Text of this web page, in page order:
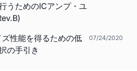
うためのICアンプ・ユ
性能を得るための低
の手引き
07/24/2020